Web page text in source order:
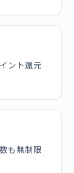
ント還元
も無制限